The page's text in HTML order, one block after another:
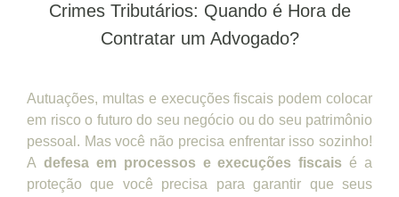
Crimes Tributários: Quando é Hora de
Contratar um Advogado?
Autuações, multas e execuções fiscais podem colocar
em risco o futuro do seu negócio ou do seu patrimônio
pessoal. Mas você não precisa enfrentar isso sozinho!
A defesa em processos e execuções fiscais é a
proteção que você precisa para garantir que seus